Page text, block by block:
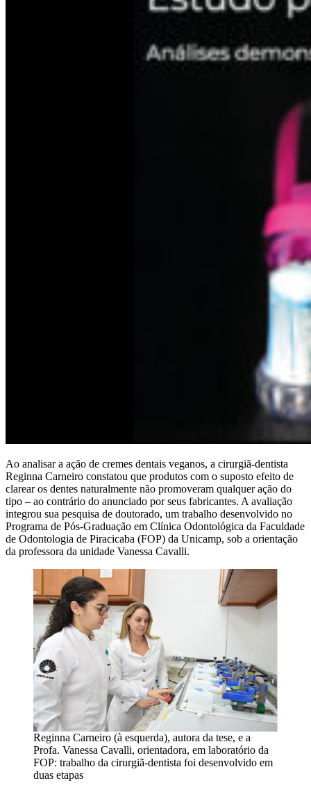
Ao analisar a ação de cremes dentais veganos, a cirurgiã-dentista
Reginna Carneiro constatou que produtos com o suposto efeito de
clarear os dentes naturalmente não promoveram qualquer ação do
tipo – ao contrário do anunciado por seus fabricantes. A avaliação
integrou sua pesquisa de doutorado, um trabalho desenvolvido no
Programa de Pós-Graduação em Clínica Odontológica da Faculdade
de Odontologia de Piracicaba (FOP) da Unicamp, sob a orientação
da professora da unidade Vanessa Cavalli.
Reginna Carneiro (à esquerda), autora da tese, e a
Profa. Vanessa Cavalli, orientadora, em laboratório da
FOP: trabalho da cirurgiã-dentista foi desenvolvido em
duas etapas